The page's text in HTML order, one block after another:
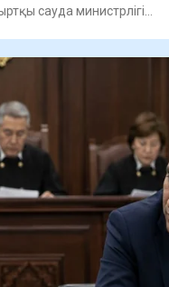
сауда министрлігі